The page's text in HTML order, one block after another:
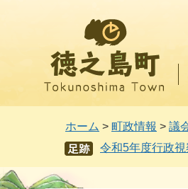
ホーム > 町政情報 > 議
あし
あと
令和5年度行政